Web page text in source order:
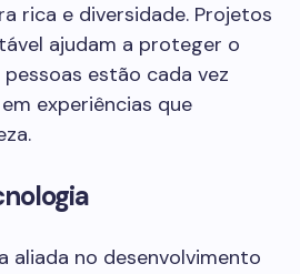
rica e diversidade. Projetos
ajudam a proteger o
estão cada vez
experiências que
aliada no desenvolvimento